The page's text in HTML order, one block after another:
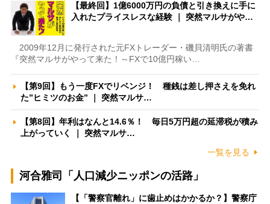
【最終回】1億6000万円の負債と引き換えに手に
入れたプライスレスな経験 ｜ 突然マルサがや…
2009年12月に発行された元FXトレーダー・磯貝清明氏の著書
『突然マルサがやって来た！～FXで10億円稼い…
【第9回】もう一度FXでリベンジ！ 種銭は差し押さえを免れ
た”ヒミツのお金” ｜ 突然マルサ…
【第8回】年利はなんと14.6％！ 毎日5万円超の延滞税が積み
上がっていく ｜ 突然マルサ…
一覧を見る
河合雅司「人口減少ニッポンの活路」
【「警察官離れ」に歯止めはかかるか？】警察庁